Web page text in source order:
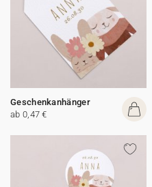
Geschenkanhänger
ab 0,47 €